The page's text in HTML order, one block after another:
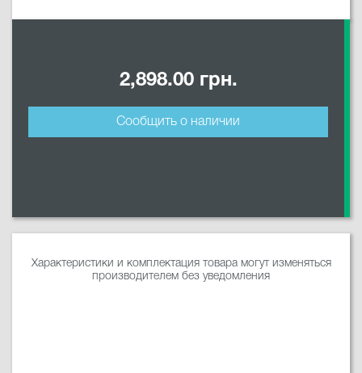
2,898.00 грн.
Сообщить о наличии
Характеристики и комплектация товара могут изменяться
производителем без уведомления